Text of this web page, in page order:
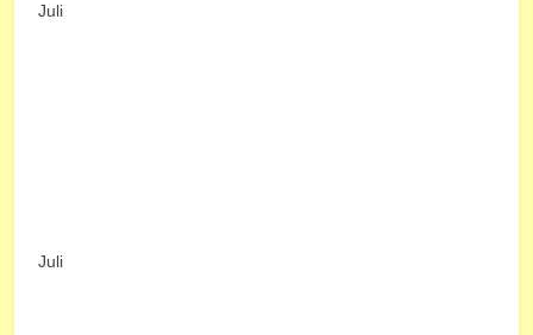
Juli
Juli